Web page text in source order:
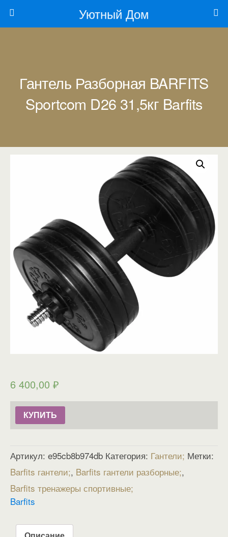
Уютный Дом
Гантель Разборная BARFITS
Sportcom D26 31,5кг Barfits
6 400,00 ₽
КУПИТЬ
Артикул: e95cb8b974db Категория: Гантели Метки:
Barfits гантели , Barfits гантели разборные ,
Barfits тренажеры спортивные
Barfits